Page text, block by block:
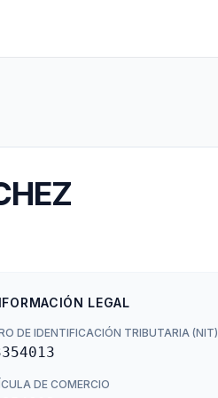
LEGAL
DE IDENTIFICACIÓN TRIBUTARIA (NIT)
DE COMERCIO